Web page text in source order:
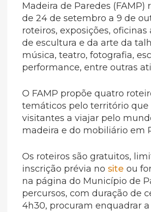
Madeira de Paredes (FAMP)
de 24 de setembro a 9 de
roteiros, exposições, oficinas
de escultura e da arte da
música, teatro, fotografia,
performance, entre outras
O FAMP propõe quatro
temáticos pelo território que
visitantes a viajar pelo
madeira e do mobiliário em
Os roteiros são gratuitos,
inscrição prévia no site ou
na página do Município de
percursos, com duração de
4h30, procuram enquadrar